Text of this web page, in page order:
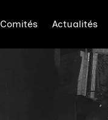
Comités Actualités